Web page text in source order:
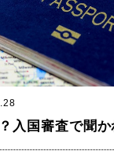
入国審査で聞か